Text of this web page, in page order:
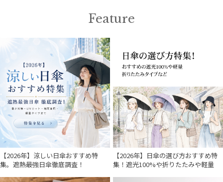
Feature
【2026年】涼しい日傘おすすめ特
集。遮熱最強日傘徹底調査！
【2026年】日傘の選び方おすすめ特
集！遮光100%や折りたたみや軽量